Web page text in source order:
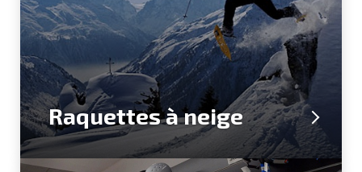
Raquettes à neige